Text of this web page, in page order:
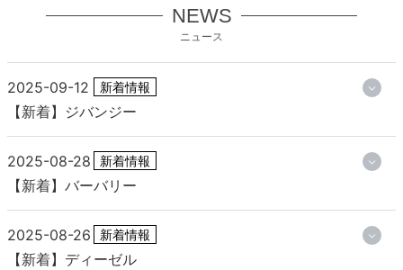
NEWS
ニュース
2025-09-12 新着情報
【新着】ジバンジー
2025-08-28 新着情報
【新着】バーバリー
2025-08-26 新着情報
【新着】ディーゼル